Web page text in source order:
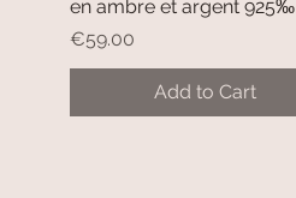
en ambre et argent 925‰
Price
€59.00
Add to Cart